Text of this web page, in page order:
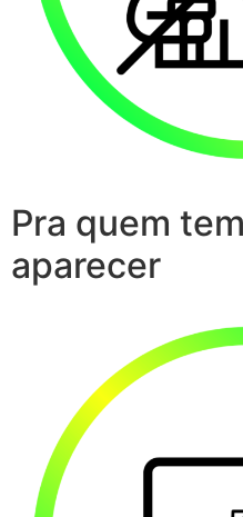
Pra quem
aparecer